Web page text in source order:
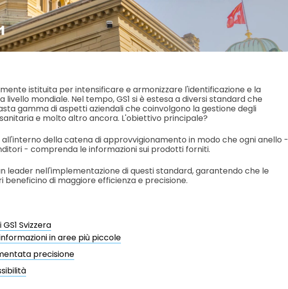
istituita per intensificare e armonizzare l'identificazione e la
livello mondiale. Nel tempo, GS1 si è estesa a diversi standard che
gamma di aspetti aziendali che coinvolgono la gestione degli
e molto altro ancora. L'obiettivo principale?
della catena di approvvigionamento in modo che ogni anello -
- comprenda le informazioni sui prodotti forniti.
leader nell'implementazione di questi standard, garantendo che le
beneficino di maggiore efficienza e precisione.
Svizzera
in aree più piccole
precisione